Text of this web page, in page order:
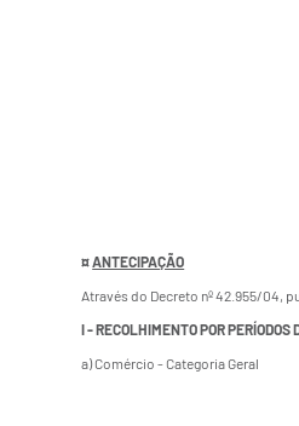
¤ANTECIPAÇÃO
Através do Decreto nº 42.955/04,
I - RECOLHIMENTO POR PERÍODOS
a) Comércio - Categoria Geral